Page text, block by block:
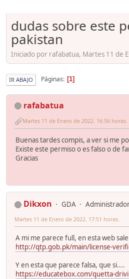
dudas sobre este
pakistan
Iniciado por rafabatua, Martes 11 de
IR ABAJO Páginas 1
rafabatua
Martes 11 de Enero de 2022. 16:56 horas.
Buenas tardes compis, a ver si me
Existe este permiso o es falso o de
Gracias
Dikxon GDA
Martes 11 de Enero de 2022. 17:51 horas.
A mi me parece full, en esta web
http://qtp.gob.pk/main/license-
Y en esta que parece falsa, que si....
https://educatebox.com/quetta-